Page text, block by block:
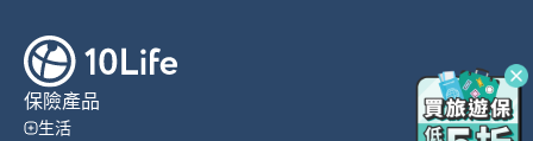
保險產品
生活